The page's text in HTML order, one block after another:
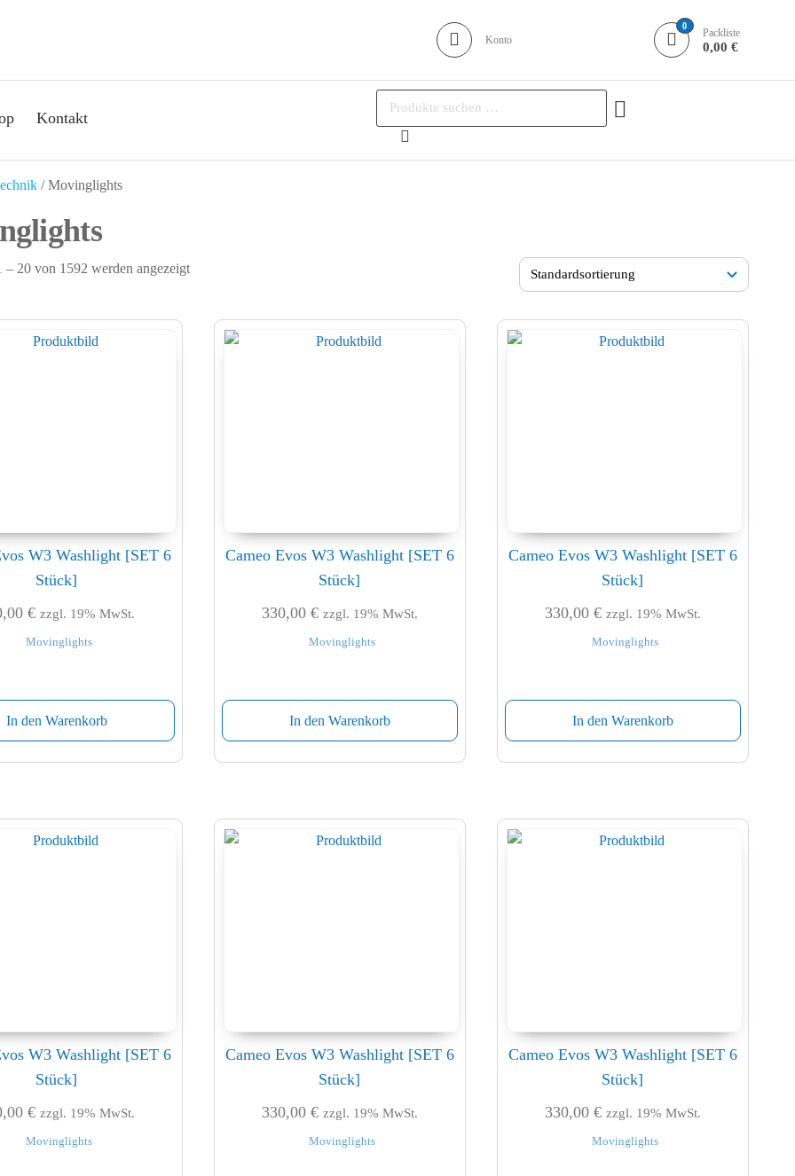
Konto
0
Packliste
0,00 €
Kontakt
/ Movinglights
– 20 von 1592 werden angezeigt
W3 Washlight [SET 6
Stück]
€ zzgl. 19% MwSt.
Movinglights
In den Warenkorb
Cameo Evos W3 Washlight [SET 6
Stück]
330,00 € zzgl. 19% MwSt.
Movinglights
In den Warenkorb
Cameo Evos W3 Washlight [SET 6
Stück]
330,00 € zzgl. 19% MwSt.
Movinglights
In den Warenkorb
W3 Washlight [SET 6
Stück]
€ zzgl. 19% MwSt.
Movinglights
Cameo Evos W3 Washlight [SET 6
Stück]
330,00 € zzgl. 19% MwSt.
Movinglights
Cameo Evos W3 Washlight [SET 6
Stück]
330,00 € zzgl. 19% MwSt.
Movinglights